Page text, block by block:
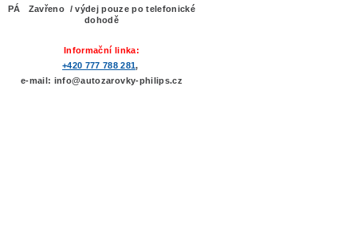
PÁ Zavřeno / výdej pouze po telefonické
dohodě
Informační linka:
+420 777 788 281,
e-mail: info@autozarovky-philips.cz